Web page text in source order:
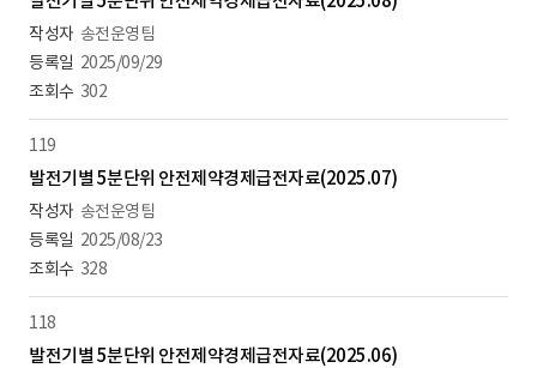
송전운영팀
2025/09/29
302
119
발전기별 5분단위 안전제약경제급전자료(2025.07)
송전운영팀
2025/08/23
328
118
발전기별 5분단위 안전제약경제급전자료(2025.06)